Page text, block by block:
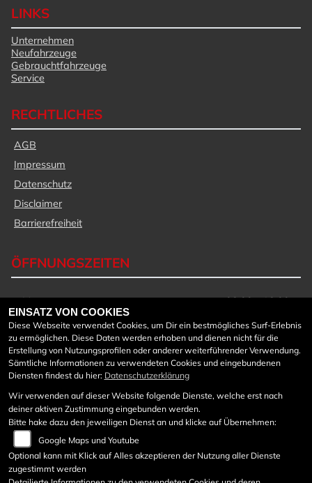
LINKS
Unternehmen
Neufahrzeuge
Gebrauchtfahrzeuge
Service
RECHTLICHES
AGB
Impressum
Datenschutz
Disclaimer
Barrierefreiheit
ÖFFNUNGSZEITEN
Montag:
08:00 - 18:00
Dienstag:
Mittwoch:
08:00 - 18:00
Donnerstag:
08:00 - 18:00
Freitag:
08:00 - 18:00
Samstag:
Sonntag:
geschlossen
Werkstattöffnungszeiten:
Mo bis Do von 7:45 - 12:00
und von 12:40 – 17 Uhr
Freitag von 7:45 – 12:00
EINSATZ VON COOKIES
Diese Webseite verwendet Cookies, um Dir ein bestmögliches Surf-Erlebnis
zu ermöglichen. Diese Daten werden erhoben und dienen nicht für die
Erstellung von Nutzungsprofilen oder anderer weiterführender Verwendung.
Sämtliche Informationen zu verwendeten Cookies und eingebundenen
Diensten findest du hier: Datenschutzerklärung
Wir verwenden auf dieser Website folgende Dienste, welche erst nach
deiner aktiven Zustimmung eingebunden werden.
Bitte hake dazu den jeweiligen Dienst an und klicke auf Übernehmen:
Google Maps und Youtube
Optional kann mit Klick auf Alles akzeptieren der Nutzung aller Dienste
zugestimmt werden